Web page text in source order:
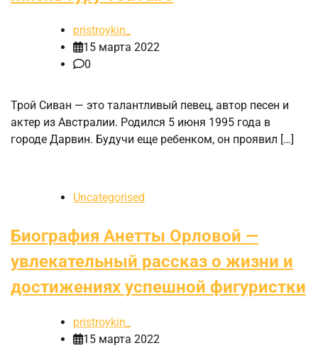
pristroykin_
15 марта 2022
0
Трой Сиван — это талантливый певец, автор песен и
актер из Австралии. Родился 5 июня 1995 года в
городе Дарвин. Будучи еще ребенком, он проявил […]
Uncategorised
Биография Анетты Орловой —
увлекательный рассказ о жизни и
достижениях успешной фигуристки
pristroykin_
15 марта 2022